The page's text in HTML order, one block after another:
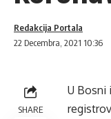
22 Decembra, 2021 10:36
Redakcija Portala
SHARE
U Bosni